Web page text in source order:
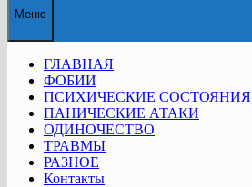
Меню
ГЛАВНАЯ
ФОБИИ
ПСИХИЧЕСКИЕ СОСТОЯНИЯ
ПАНИЧЕСКИЕ АТАКИ
ОДИНОЧЕСТВО
ТРАВМЫ
РАЗНОЕ
Контакты